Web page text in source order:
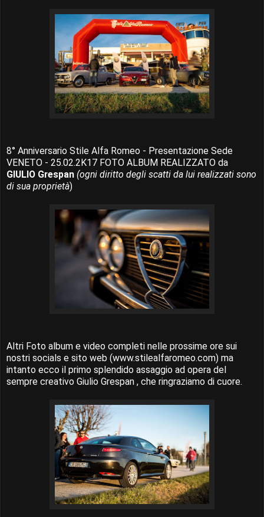
8° Anniversario Stile Alfa Romeo - Presentazione Sede
VENETO - 25.02.2K17 FOTO ALBUM REALIZZATO da
GIULIO Grespan (ogni diritto degli scatti da lui realizzati sono
di sua proprietà)
Altri Foto album e video completi nelle prossime ore sui
nostri socials e sito web (www.stilealfaromeo.com) ma
intanto ecco il primo splendido assaggio ad opera del
sempre creativo Giulio Grespan , che ringraziamo di cuore.